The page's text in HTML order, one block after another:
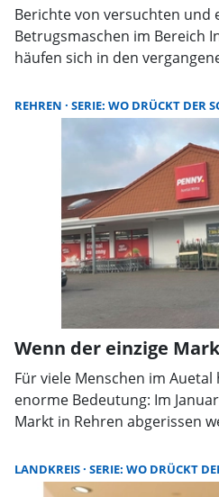
Berichte von versuchten und
Betrugsmaschen im Bereich
häufen sich in den
und psychologischem Druck
eines Schaumburgers klar
Verbrechern übers Ohr
REHREN SERIE: WO DRÜCKT DER
Wenn der einzige
Für viele Menschen im
enorme Bedeutung: Im
Markt in Rehren abgerissen
gesamten Gemeinde, eine
oder nicht mobile
LANDKREIS SERIE: WO DRÜCKT